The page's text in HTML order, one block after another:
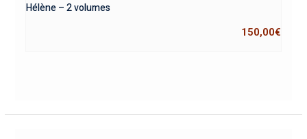
Hélène – 2 volumes
150,00€